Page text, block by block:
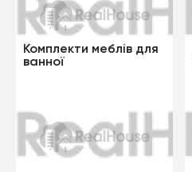
Комплекти меблів для
ванної